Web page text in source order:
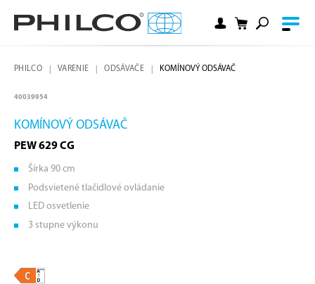
PHILCO VARENIE ODSÁVAČE KOMÍNOVÝ ODSÁVAČ
40039954
KOMÍNOVÝ ODSÁVAČ
PEW 629 CG
Šírka 90 cm
Podsvietené tlačidlové ovládanie
LED osvetlenie
3 stupne výkonu